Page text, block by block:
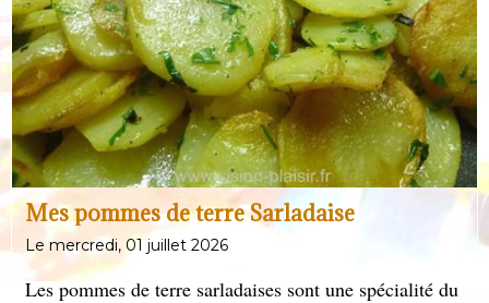
Mes pommes de terre Sarladaise
Le mercredi, 01 juillet 2026
Les pommes de terre sarladaises sont une spécialité du